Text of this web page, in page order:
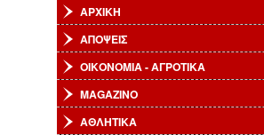
ΑΡΧΙΚΗ
ΑΠΟΨΕΙΣ
ΟΙΚΟΝΟΜΙΑ - ΑΓΡΟΤΙΚΑ
MAGAZINO
ΑΘΛΗΤΙΚΑ